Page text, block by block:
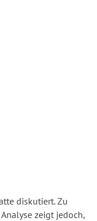
diskutiert. Zu
zeigt jedoch,